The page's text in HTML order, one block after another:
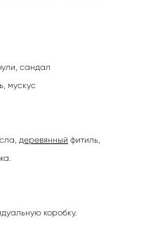
сандал
мускус
деревянный фитиль,
коробку.